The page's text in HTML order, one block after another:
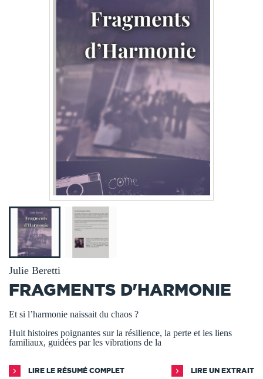
Julie Beretti
FRAGMENTS D'HARMONIE
Et si l’harmonie naissait du chaos ?
Huit histoires poignantes sur la résilience, la perte et les liens
familiaux, guidées par les vibrations de la
LIRE LE RÉSUMÉ COMPLET LIRE UN EXTRAIT